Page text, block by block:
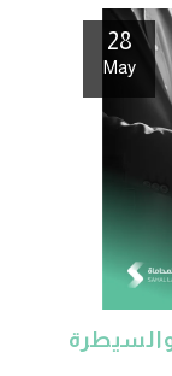
28
May
والسيطرة